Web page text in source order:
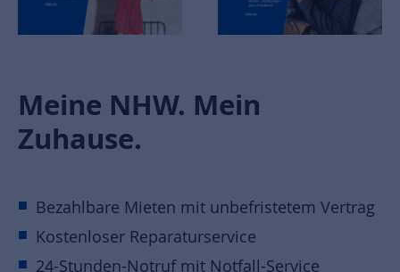
Meine NHW. Mein
Zuhause.
Bezahlbare Mieten mit unbefristetem Vertrag
Kostenloser Reparaturservice
24-Stunden-Notruf mit Notfall-Service